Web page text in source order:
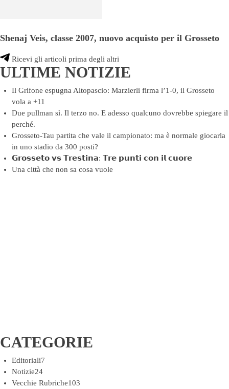
Shenaj Veis, classe 2007, nuovo acquisto per il Grosseto
Ricevi gli articoli prima degli altri
ULTIME NOTIZIE
Il Grifone espugna Altopascio: Marzierli firma l’1-0, il Grosseto
vola a +11
Due pullman sì. Il terzo no. E adesso qualcuno dovrebbe spiegare il
perché.
Grosseto-Tau partita che vale il campionato: ma è normale giocarla
in uno stadio da 300 posti?
𝗚𝗿𝗼𝘀𝘀𝗲𝘁𝗼 𝘃𝘀 𝗧𝗿𝗲𝘀𝘁𝗶𝗻𝗮: 𝗧𝗿𝗲 𝗽𝘂𝗻𝘁𝗶 𝗰𝗼𝗻 𝗶𝗹 𝗰𝘂𝗼𝗿𝗲
Una città che non sa cosa vuole
CATEGORIE
Editoriali7
Notizie24
Vecchie Rubriche103